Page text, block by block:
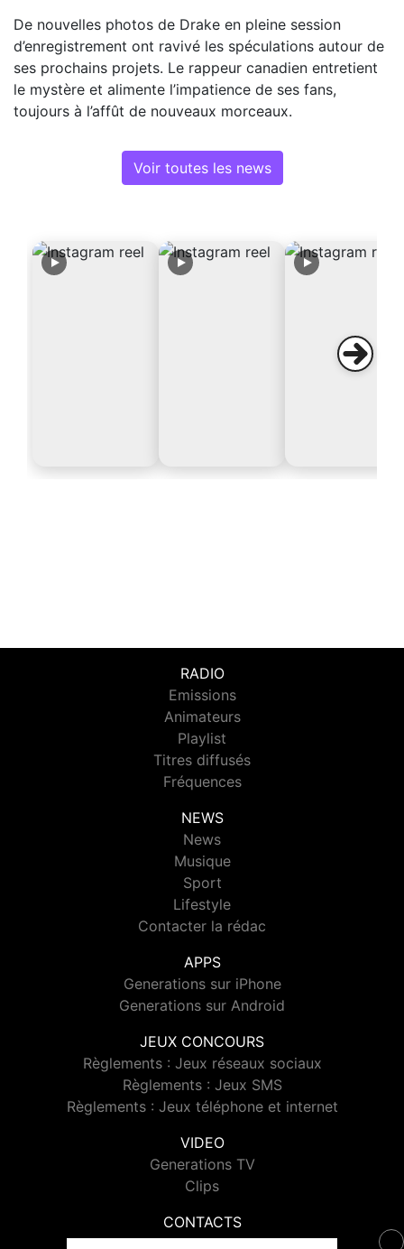
De nouvelles photos de Drake en pleine session
d’enregistrement ont ravivé les spéculations autour de
ses prochains projets. Le rappeur canadien entretient
le mystère et alimente l’impatience de ses fans,
toujours à l’affût de nouveaux morceaux.
Voir toutes les news
RADIO
Emissions
Animateurs
Playlist
Titres diffusés
Fréquences
NEWS
News
Musique
Sport
Lifestyle
Contacter la rédac
APPS
Generations sur iPhone
Generations sur Android
JEUX CONCOURS
Règlements : Jeux réseaux sociaux
Règlements : Jeux SMS
Règlements : Jeux téléphone et internet
VIDEO
Generations TV
Clips
CONTACTS
Contacter Generations